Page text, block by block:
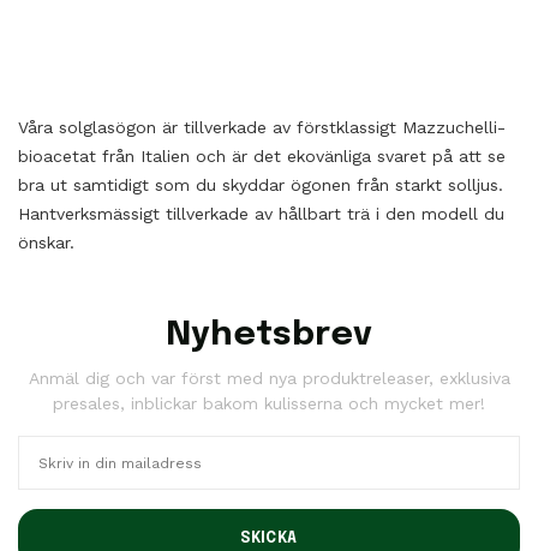
Våra solglasögon är tillverkade av förstklassigt Mazzuchelli-
bioacetat från Italien och är det ekovänliga svaret på att se
bra ut samtidigt som du skyddar ögonen från starkt solljus.
Hantverksmässigt tillverkade av hållbart trä i den modell du
önskar.
Nyhetsbrev
Anmäl dig och var först med nya produktreleaser, exklusiva
presales, inblickar bakom kulisserna och mycket mer!
SKICKA